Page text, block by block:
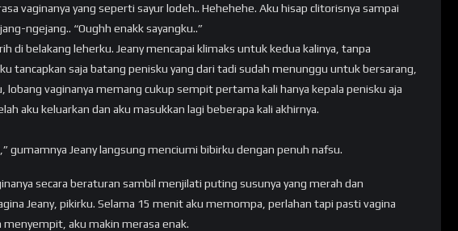
vaginanya yang seperti sayur lodeh.. Hehehehe. Aku hisap clitorisnya sampai
ngejang.. “Oughh enakk sayangku..”
di belakang leherku. Jeany mencapai klimaks untuk kedua kalinya, tanpa
tancapkan saja batang penisku yang dari tadi sudah menunggu untuk bersarang,
lobang vaginanya memang cukup sempit pertama kali hanya kepala penisku aja
aku keluarkan dan aku masukkan lagi beberapa kali akhirnya.
gumamnya Jeany langsung menciumi bibirku dengan penuh nafsu.
secara beraturan sambil menjilati puting susunya yang merah dan
Jeany, pikirku. Selama 15 menit aku memompa, perlahan tapi pasti vagina
menyempit, aku makin merasa enak.